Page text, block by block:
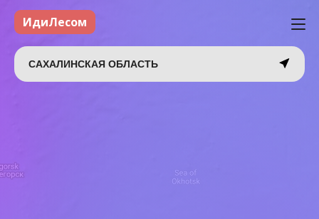
ИдиЛесом
САХАЛИНСКАЯ ОБЛАСТЬ